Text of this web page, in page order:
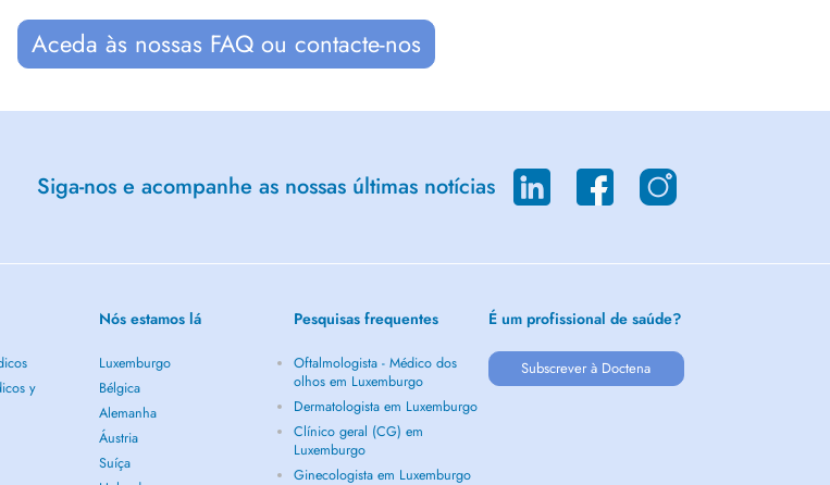
Aceda às nossas FAQ ou contacte-nos
Siga-nos e acompanhe as nossas últimas notícias
y
Nós estamos lá
Luxemburgo
Bélgica
Alemanha
Áustria
Suíça
Pesquisas frequentes
Oftalmologista - Médico dos
olhos em Luxemburgo
Dermatologista em Luxemburgo
Clínico geral (CG) em
Luxemburgo
Ginecologista em Luxemburgo
É um profissional de saúde?
Subscrever à Doctena